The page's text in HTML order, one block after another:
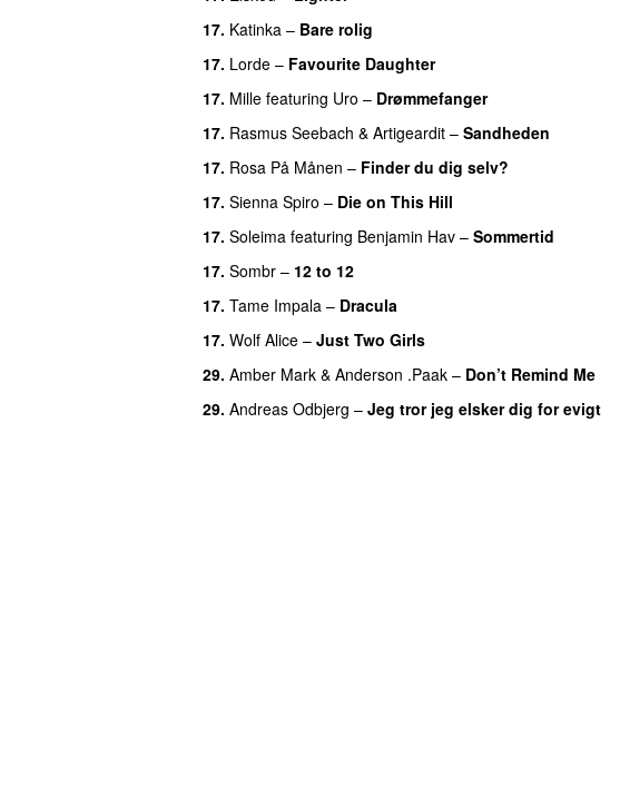
17. Katinka – Bare rolig
17. Lorde – Favourite Daughter
17. Mille featuring Uro – Drømmefanger
17. Rasmus Seebach & Artigeardit – Sandheden
17. Rosa På Månen – Finder du dig selv?
17. Sienna Spiro – Die on This Hill
17. Soleima featuring Benjamin Hav – Sommertid
17. Sombr – 12 to 12
17. Tame Impala – Dracula
17. Wolf Alice – Just Two Girls
29. Amber Mark & Anderson .Paak – Don’t Remind Me
29. Andreas Odbjerg – Jeg tror jeg elsker dig for evigt